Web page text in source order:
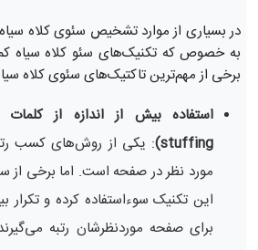
در بسیاری از موارد تشخیص سئوی کلاه
به خصوص که تکنیک‌های سئو کلاه سیاه کم
برخی از مهم‌ترین تاکتیک‌های سئوی کلاه
stuffing) : یکی از روش‌های کسب
مورد نظر در صفحه است. اما برخی از
این تکنیک سوءاستفاده کرده و تکرار
برای صفحه موردنظرشان رتبه